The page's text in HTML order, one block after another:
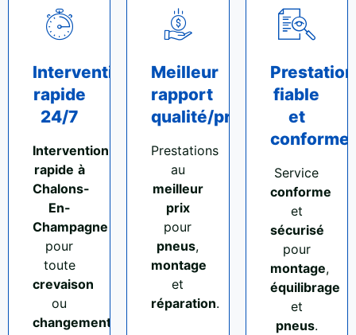
Intervention
rapide
24/7
Intervention
rapide à
Chalons-
En-
Champagne
pour
toute
crevaison
ou
changement
Meilleur
rapport
qualité/prix
Prestations
au
meilleur
prix
pour
pneus,
montage
et
réparation.
Prestation
fiable
et
conforme
Service
conforme
et
sécurisé
pour
montage,
équilibrage
et
pneus.